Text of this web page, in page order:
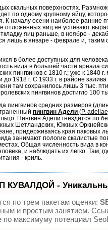
скальных поверхностях.
по одному крупному яйцу,
К началу осени наиболее ранние
яиц не успевают
яиц раньше, в ноябре -
лишь в январе - феврале и,
в более доступных для
вида в большей части ареала
пингви­нов с 1810 г.; уже к
1918 г. С 1933 г. в районе
там сохранилось лишь 3 тыс.
пингвинов достигло 100
пингвинов средних размеров
пингвин Адели(P.
Пингвин Адели гнездится по
Шетландских, Южных
придерживаясь края паковых
за­нимают пологие скалистые
Общая численность вида в
и наб­людать их легко. Там,
- криль.
КУВАЛДОЙ -
по трем пакетам оценки:
и простым занятием.
по максимуму потенциал